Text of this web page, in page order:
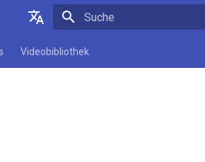
Deutsch
Videobibliothek